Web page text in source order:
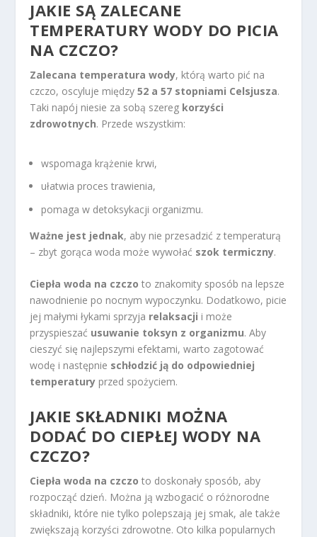
JAKIE SĄ ZALECANE
TEMPERATURY WODY DO PICIA
NA CZCZO?
Zalecana temperatura wody, którą warto pić na
czczo, oscyluje między52 a 57 stopniami Celsjusza.
Taki napój niesie za sobą szereg korzyści
zdrowotnych. Przede wszystkim:
wspomaga krążenie krwi,
ułatwia proces trawienia,
pomaga w detoksykacji organizmu.
Ważne jest jednak, aby nie przesadzić z temperaturą
– zbyt gorąca woda może wywołać szok termiczny.
Ciepła woda na czczo to znakomity sposób na lepsze
nawodnienie po nocnym wypoczynku. Dodatkowo, picie
jej małymi łykami sprzyja relaksacji i może
przyspieszać usuwanie toksyn z organizmu. Aby
cieszyć się najlepszymi efektami, warto zagotować
wodę i następnie schłodzić ją do odpowiedniej
temperatury przed spożyciem.
JAKIE SKŁADNIKI MOŻNA
DODAĆ DO CIEPŁEJ WODY NA
CZCZO?
Ciepła woda na czczo to doskonały sposób, aby
rozpocząć dzień. Można ją wzbogacić o różnorodne
składniki, które nie tylko polepszają jej smak, ale także
zwiększają korzyści zdrowotne. Oto kilka popularnych